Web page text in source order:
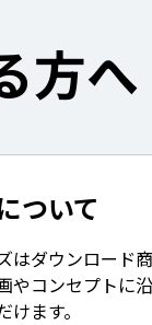
方へ
ついて
はダウンロード商
やコンセプトに
けます。